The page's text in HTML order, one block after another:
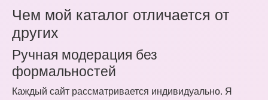
Чем мой каталог отличается от
других
Ручная модерация без
формальностей
Каждый сайт рассматривается индивидуально. Я